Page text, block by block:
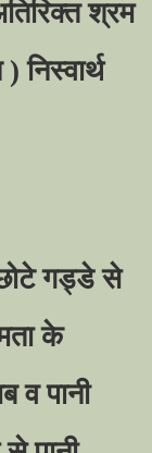
श्रम
निस्वार्थ
गड्डे से
के
व पानी